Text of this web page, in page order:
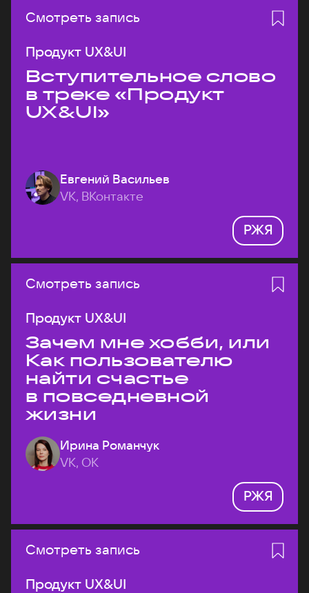
Смотреть запись
Продукт UX&UI
Вступительное слово
в треке «Продукт
UX&UI»
Евгений Васильев
VK, ВКонтакте
РЖЯ
Смотреть запись
Продукт UX&UI
Зачем мне хобби, или
Как пользователю
найти счастье
в повседневной
жизни
Ирина Романчук
VK, ОК
РЖЯ
Смотреть запись
Продукт UX&UI